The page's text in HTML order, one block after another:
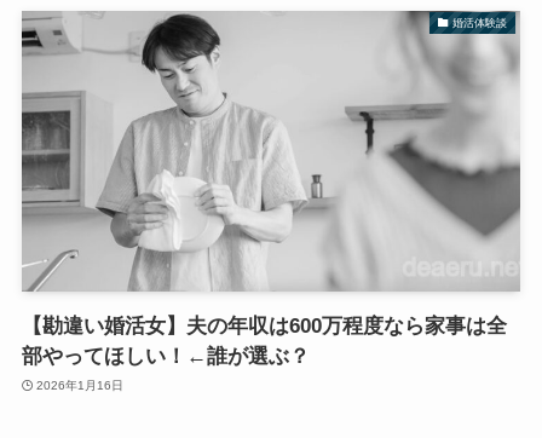
婚活体験談
【勘違い婚活女】夫の年収は600万程度なら家事は全
部やってほしい！←誰が選ぶ？
2026年1月16日